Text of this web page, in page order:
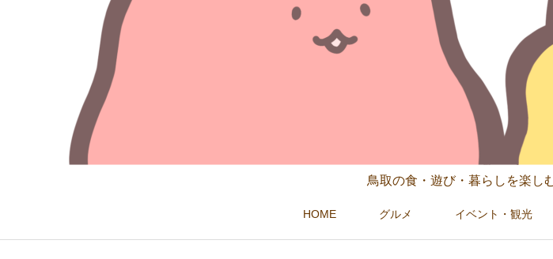
鳥取の食・遊び・暮らしを楽し
HOME グルメ イベント・観光